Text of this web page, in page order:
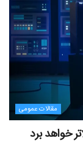
مقالات عمومی
خواهد برد